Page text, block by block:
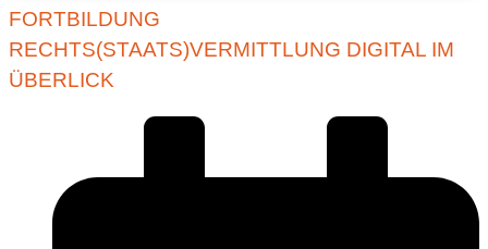
FORTBILDUNG
RECHTS(STAATS)VERMITTLUNG DIGITAL IM
ÜBERLICK